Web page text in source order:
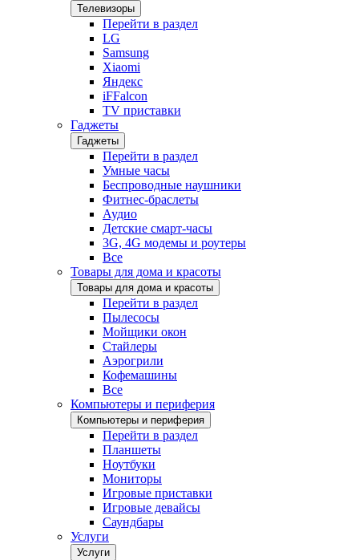
Телевизоры
Перейти в раздел
LG
Samsung
Xiaomi
Яндекс
iFFalcon
TV приставки
Гаджеты
Гаджеты
Перейти в раздел
Умные часы
Беспроводные наушники
Фитнес-браслеты
Аудио
Детские смарт-часы
3G, 4G модемы и роутеры
Все
Товары для дома и красоты
Товары для дома и красоты
Перейти в раздел
Пылесосы
Мойщики окон
Стайлеры
Аэрогрили
Кофемашины
Все
Компьютеры и периферия
Компьютеры и периферия
Перейти в раздел
Планшеты
Ноутбуки
Мониторы
Игровые приставки
Игровые девайсы
Саундбары
Услуги
Услуги